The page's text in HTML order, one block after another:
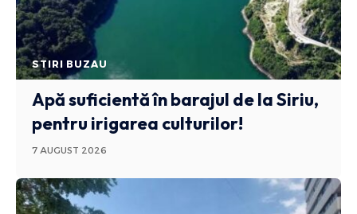
STIRI BUZAU
Apă suficientă în barajul de la Siriu,
pentru irigarea culturilor!
7 AUGUST 2026